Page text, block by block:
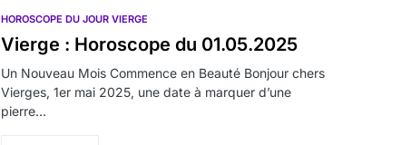
HOROSCOPE DU JOUR VIERGE
Vierge : Horoscope du 01.05.2025
Un Nouveau Mois Commence en Beauté Bonjour chers
Vierges, 1er mai 2025, une date à marquer d’une
pierre…